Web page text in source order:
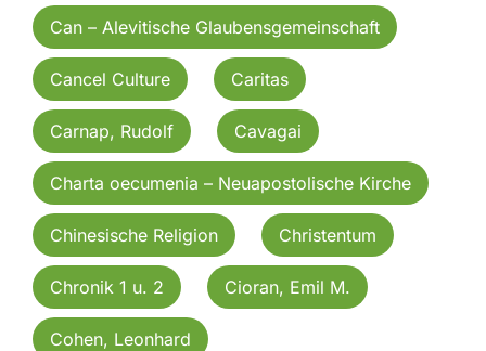
Can – Alevitische Glaubensgemeinschaft
Cancel Culture Caritas
Carnap, Rudolf Cavagai
Charta oecumenia – Neuapostolische Kirche
Chinesische Religion Christentum
Chronik 1 u. 2 Cioran, Emil M.
Cohen, Leonhard